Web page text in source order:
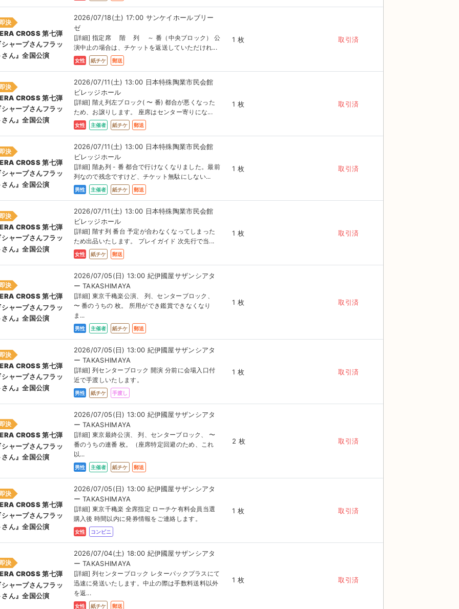
即決
CROSS 第七弾
シャープさんフラッ
さん』全国公演
2026/07/18(土) 17:00 サンケイホールブリー
ゼ
[詳細] 指定席 階 列 ～ 番（中央ブロック） 公
演中止の場合は、チケットを返送していただけれ...
女性 紙チケ 郵送
1 枚 取引済
即決
CROSS 第七弾
シャープさんフラッ
さん』全国公演
2026/07/11(土) 13:00 日本特殊陶業市民会館
ビレッジホール
[詳細] 階え列左ブロック( 〜 番) 都合が悪くなった
ため、お譲りします。 座席はセンター寄りにな...
女性 主催者 紙チケ 郵送
1 枚 取引済
即決
CROSS 第七弾
シャープさんフラッ
さん』全国公演
2026/07/11(土) 13:00 日本特殊陶業市民会館
ビレッジホール
[詳細] 階あ列 - 番 都合で行けなくなりました。最前
列なので残念ですけど、チケット無駄にしない...
男性 主催者 紙チケ 郵送
1 枚 取引済
即決
CROSS 第七弾
シャープさんフラッ
さん』全国公演
2026/07/11(土) 13:00 日本特殊陶業市民会館
ビレッジホール
[詳細] 階す列 番台 予定が合わなくなってしまった
ため出品いたします。 プレイガイド 次先行で当...
女性 紙チケ 郵送
1 枚 取引済
決
CROSS 第七弾
シャープさんフラッ
さん』全国公演
2026/07/05(日) 13:00 紀伊國屋サザンシアタ
ー TAKASHIMAYA
[詳細] 東京千穐楽公演、 列、センターブロック、
〜 番のうちの 枚。 所用ができ鑑賞できなくなり
ま...
男性 主催者 紙チケ 郵送
1 枚 取引済
決
CROSS 第七弾
シャープさんフラッ
さん』全国公演
2026/07/05(日) 13:00 紀伊國屋サザンシアタ
ー TAKASHIMAYA
[詳細] 列センターブロック 開演 分前に会場入口付
近で手渡しいたします。
男性 紙チケ 手渡し
1 枚 取引済
決
CROSS 第七弾
シャープさんフラッ
さん』全国公演
2026/07/05(日) 13:00 紀伊國屋サザンシアタ
ー TAKASHIMAYA
[詳細] 東京最終公演、 列、センターブロック、 〜
番のうちの連番 枚。（座席特定回避のため、これ
以...
男性 主催者 紙チケ 郵送
2 枚 取引済
決
CROSS 第七弾
シャープさんフラッ
さん』全国公演
2026/07/05(日) 13:00 紀伊國屋サザンシアタ
ー TAKASHIMAYA
[詳細] 東京千穐楽 全席指定 ローチケ有料会員当選
購入後 時間以内に発券情報をご連絡します。
女性 コンビニ
1 枚 取引済
決
CROSS 第七弾
シャープさんフラッ
さん』全国公演
2026/07/04(土) 18:00 紀伊國屋サザンシアタ
ー TAKASHIMAYA
[詳細] 列センターブロック レターパックプラスにて
迅速に発送いたします。中止の際は手数料送料以外
を返...
女性 紙チケ 郵送
1 枚 取引済